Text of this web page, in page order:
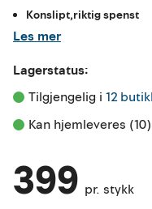
Konslipt,riktig spenst
Les mer
Lagerstatus:
Tilgjengelig i 12
Kan hjemleveres (10)
399 pr. stykk